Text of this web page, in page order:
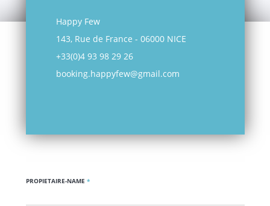
Happy Few
143, Rue de France - 06000 NICE
+33(0)4 93 98 29 26
booking.happyfew@gmail.com
PROPIETAIRE-NAME *